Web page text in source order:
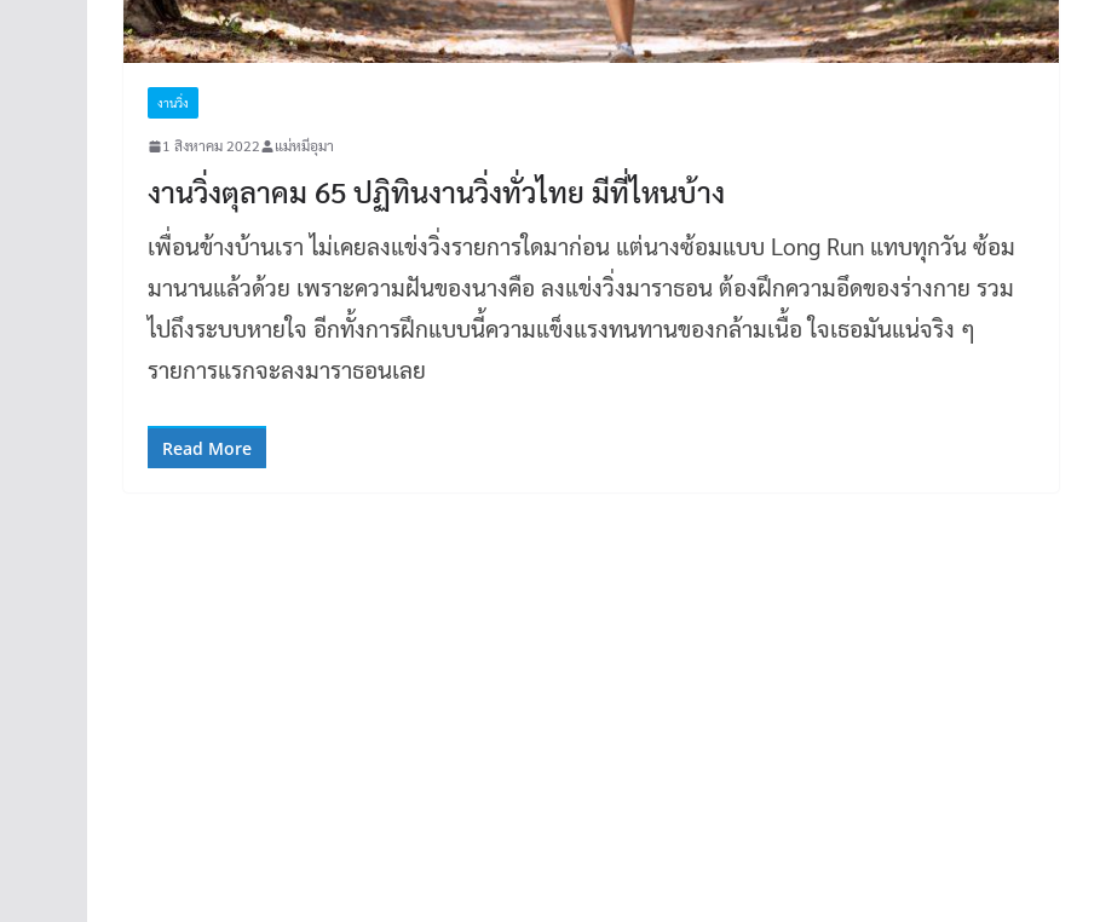
งานวิ่ง
1 สิงหาคม 2022 แม่หมีอุมา
งานวิ่งตุลาคม 65 ปฏิทินงานวิ่งทั่วไทย มีที่ไหนบ้าง
เพื่อนข้างบ้านเรา ไม่เคยลงแข่งวิ่งรายการใดมาก่อน แต่นางซ้อมแบบ Long Run แทบทุกวัน ซ้อม
มานานแล้วด้วย เพราะความฝันของนางคือ ลงแข่งวิ่งมาราธอน ต้องฝึกความอึดของร่างกาย รวม
ไปถึงระบบหายใจ อีกทั้งการฝึกแบบนี้ความแข็งแรงทนทานของกล้ามเนื้อ ใจเธอมันแน่จริง ๆ
รายการแรกจะลงมาราธอนเลย
Read More